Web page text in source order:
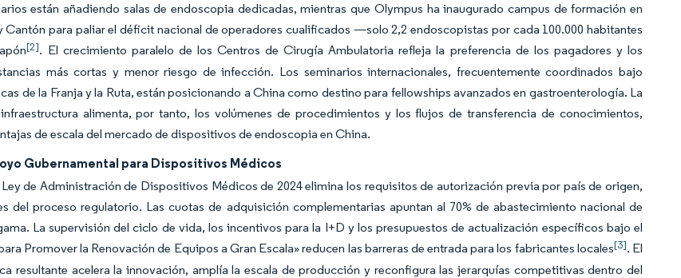
están añadiendo salas de endoscopia dedicadas, mientras que Olympus ha inaugurado campus de formación en
Cantón para paliar el déficit nacional de operadores cualificados —solo 2,2 endoscopistas por cada 100.000 habitantes
[2]. El crecimiento paralelo de los Centros de Cirugía Ambulatoria refleja la preferencia de los pagadores y los
más cortas y menor riesgo de infección. Los seminarios internacionales, frecuentemente coordinados bajo
de la Franja y la Ruta, están posicionando a China como destino para fellowships avanzados en gastroenterología. La
alimenta, por tanto, los volúmenes de procedimientos y los flujos de transferencia de conocimientos,
de escala del mercado de dispositivos de endoscopia en China.
Gubernamental para Dispositivos Médicos
de Administración de Dispositivos Médicos de 2024 elimina los requisitos de autorización previa por país de origen,
del proceso regulatorio. Las cuotas de adquisición complementarias apuntan al 70% de abastecimiento nacional de
La supervisión del ciclo de vida, los incentivos para la I+D y los presupuestos de actualización específicos bajo el
Promover la Renovación de Equipos a Gran Escala» reducen las barreras de entrada para los fabricantes locales[3]. El
resultante acelera la innovación, amplía la escala de producción y reconfigura las jerarquías competitivas dentro del